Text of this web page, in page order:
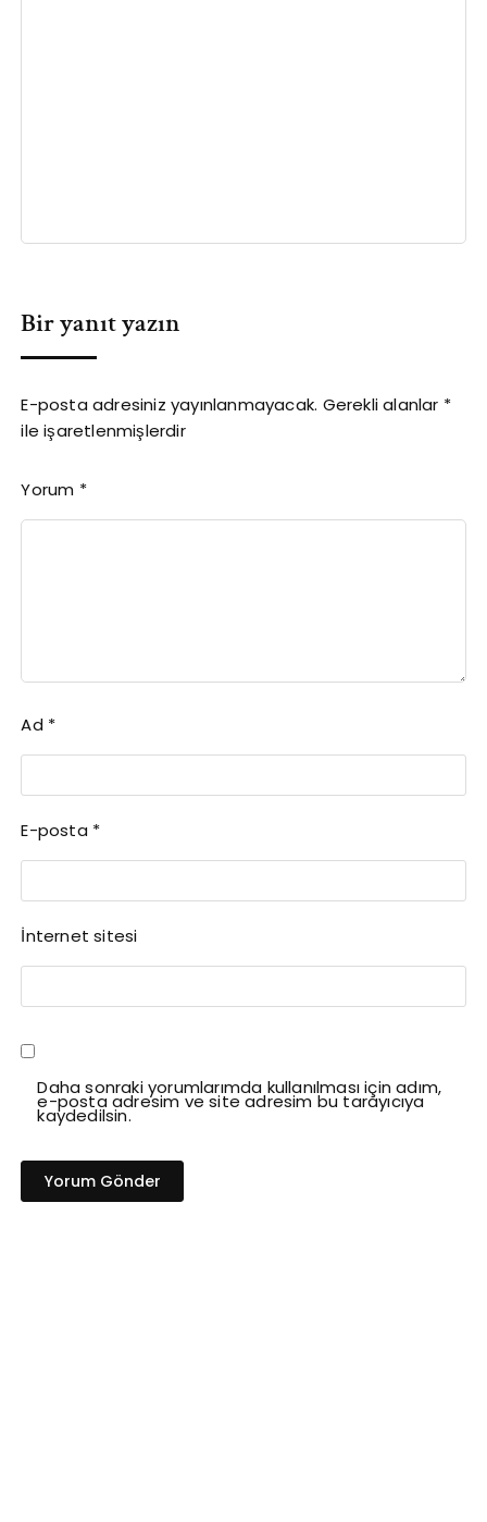
Bir yanıt yazın
E-posta adresiniz yayınlanmayacak. Gerekli alanlar *
ile işaretlenmişlerdir
Yorum *
Ad *
E-posta *
İnternet sitesi
Daha sonraki yorumlarımda kullanılması için adım,
e-posta adresim ve site adresim bu tarayıcıya
kaydedilsin.